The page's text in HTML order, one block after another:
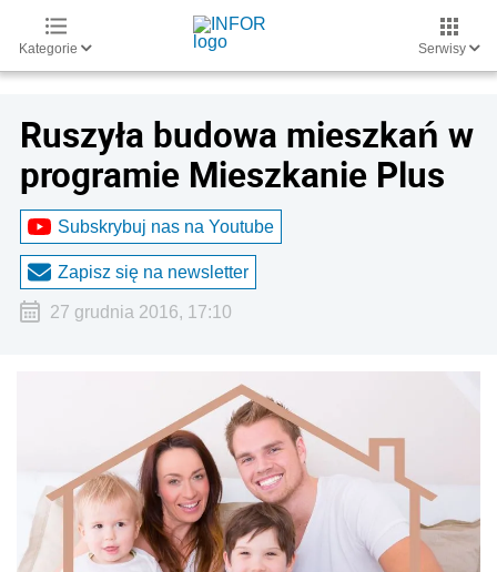
Kategorie Serwisy
Ruszyła budowa mieszkań w
programie Mieszkanie Plus
Subskrybuj nas na Youtube
Zapisz się na newsletter
27 grudnia 2016, 17:10